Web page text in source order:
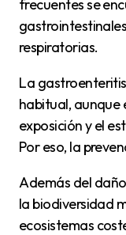
frecuentes se
respiratorias.
La gastroenteritis aparece como el cuadro más
habitual, aunque
exposición y el
Por eso, la
Además del daño humano, la contaminación altera
la biodiversidad
ecosistemas